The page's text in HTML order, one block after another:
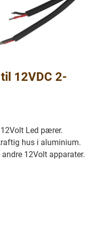
12VDC 2-
Led pærer.
hus i aluminium.
12Volt apparater.